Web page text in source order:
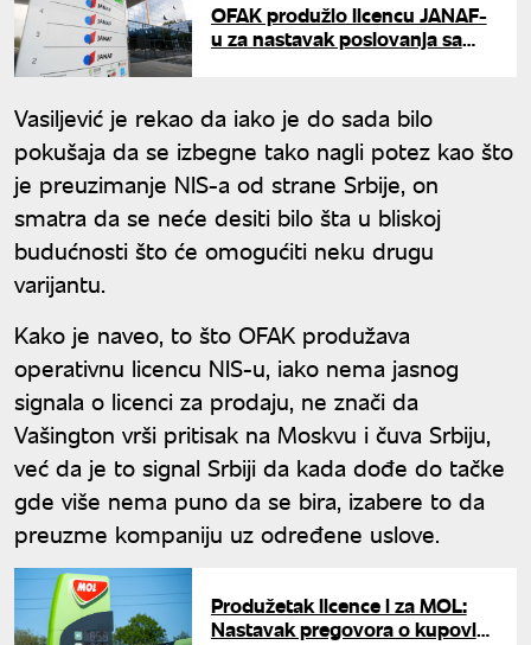
OFAK produžio licencu JANAF-
u za nastavak poslovanja sa
Vasiljević je rekao da iako je do sada bilo
pokušaja da se izbegne tako nagli potez kao što
je preuzimanje NIS-a od strane Srbije, on
smatra da se neće desiti bilo šta u bliskoj
budućnosti što će omogućiti neku drugu
varijantu.
Kako je naveo, to što OFAK produžava
operativnu licencu NIS-u, iako nema jasnog
signala o licenci za prodaju, ne znači da
Vašington vrši pritisak na Moskvu i čuva Srbiju,
već da je to signal Srbiji da kada dođe do tačke
gde više nema puno da se bira, izabere to da
preuzme kompaniju uz određene uslove.
Produžetak licence i za MOL:
Nastavak pregovora o kupovini